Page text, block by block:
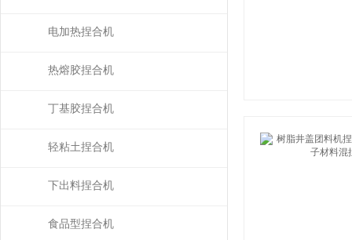
电加热捏合机
热熔胶捏合机
丁基胶捏合机
轻粘土捏合机
下出料捏合机
食品型捏合机